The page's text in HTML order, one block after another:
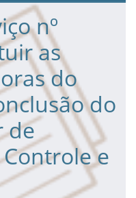
nº
as
do
do
de
e